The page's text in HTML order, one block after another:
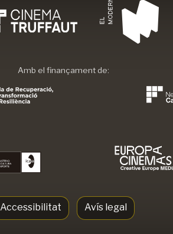
Amb el finançament de:
Accessibilitat Avís legal